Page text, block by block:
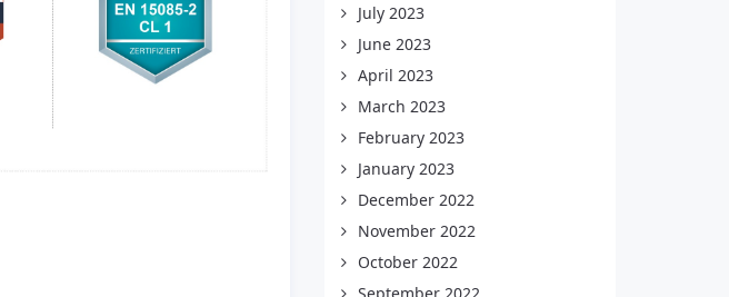
July 2023
June 2023
April 2023
March 2023
February 2023
January 2023
December 2022
November 2022
October 2022